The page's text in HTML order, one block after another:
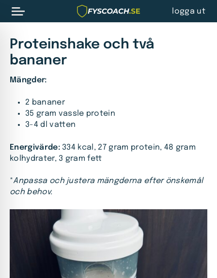
logga ut
Proteinshake och två
bananer
Mängder:
2 bananer
35 gram vassle protein
3-4 dl vatten
Energivärde:334 kcal, 27 gram protein, 48 gram
kolhydrater, 3 gram fett
*Anpassa och justera mängderna efter önskemål
och behov.